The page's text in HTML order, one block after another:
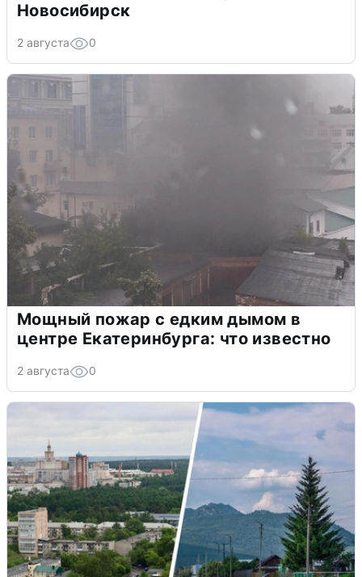
Новосибирск
2 августа 0
Мощный пожар с едким дымом в
центре Екатеринбурга: что известно
2 августа 0